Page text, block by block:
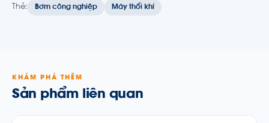
Thẻ: Bơm công nghiệp Máy thổi khí
KHÁM PHÁ THÊM
Sản phẩm liên quan